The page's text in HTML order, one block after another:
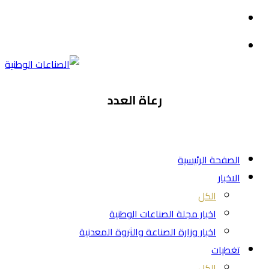
رعاة العدد
الصفحة الرئيسية
الاخبار
الكل
اخبار مجلة الصناعات الوطنية
اخبار وزارة الصناعة والثروة المعدنية
تغطيات